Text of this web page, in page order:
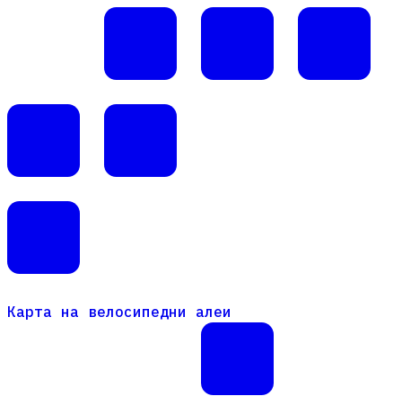
Карта на велосипедни алеи
Карта на велосипедни алеи